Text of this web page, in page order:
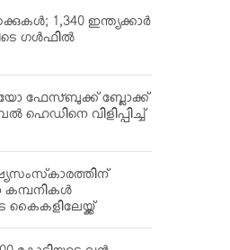
1,340 ഇന്ത്യക്കാര്‍
ഗള്‍ഫില്‍
ഫേസ്ബുക്ക് ബ്ലോക്ക്
ഹെഡിനെ വിളിപ്പിച്ച്
കമ്പനികള്‍
കൈകളിലേയ്ക്ക്